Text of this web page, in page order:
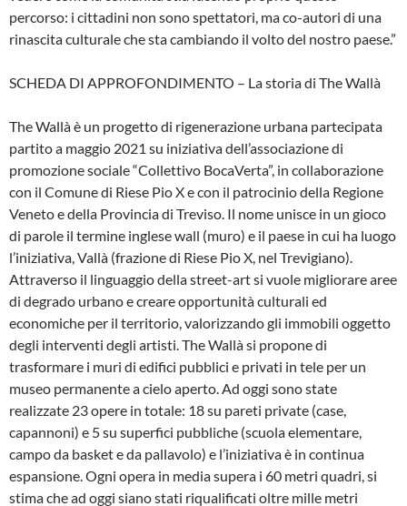
percorso: i cittadini non sono spettatori, ma co-autori di una
rinascita culturale che sta cambiando il volto del nostro paese.”
SCHEDA DI APPROFONDIMENTO – La storia di The Wallà
The Wallà è un progetto di rigenerazione urbana partecipata
partito a maggio 2021 su iniziativa dell’associazione di
promozione sociale “Collettivo BocaVerta”, in collaborazione
con il Comune di Riese Pio X e con il patrocinio della Regione
Veneto e della Provincia di Treviso. Il nome unisce in un gioco
di parole il termine inglese wall (muro) e il paese in cui ha luogo
l’iniziativa, Vallà (frazione di Riese Pio X, nel Trevigiano).
Attraverso il linguaggio della street-art si vuole migliorare aree
di degrado urbano e creare opportunità culturali ed
economiche per il territorio, valorizzando gli immobili oggetto
degli interventi degli artisti. The Wallà si propone di
trasformare i muri di edifici pubblici e privati in tele per un
museo permanente a cielo aperto. Ad oggi sono state
realizzate 23 opere in totale: 18 su pareti private (case,
capannoni) e 5 su superfici pubbliche (scuola elementare,
campo da basket e da pallavolo) e l’iniziativa è in continua
espansione. Ogni opera in media supera i 60 metri quadri, si
stima che ad oggi siano stati riqualificati oltre mille metri